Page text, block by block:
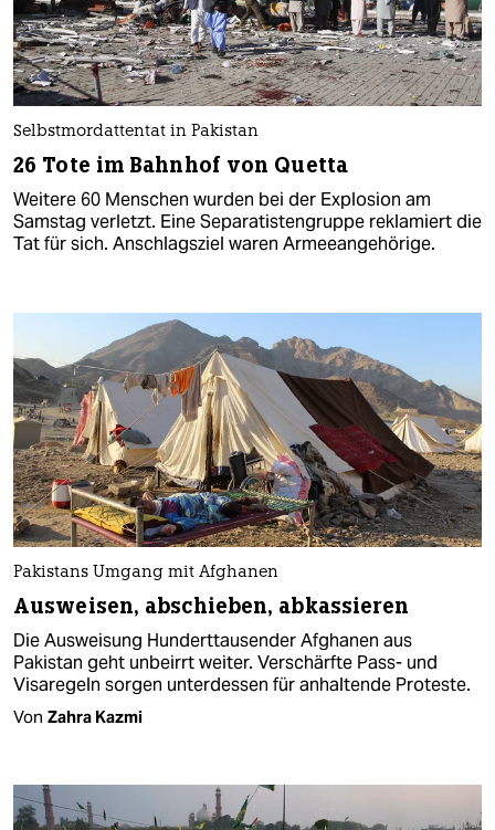
Selbstmordattentat in Pakistan
26 Tote im Bahnhof von Quetta
Weitere 60 Menschen wurden bei der Explosion am
Samstag verletzt. Eine Separatistengruppe reklamiert die
Tat für sich. Anschlagsziel waren Armeeangehörige.
Pakistans Umgang mit Afghanen
Ausweisen, abschieben, abkassieren
Die Ausweisung Hunderttausender Afghanen aus
Pakistan geht unbeirrt weiter. Verschärfte Pass- und
Visaregeln sorgen unterdessen für anhaltende Proteste.
Von Zahra Kazmi